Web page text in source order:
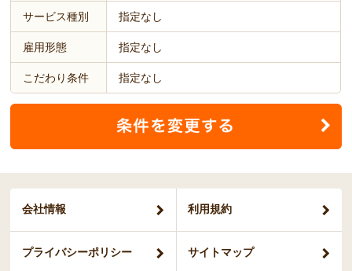
サービス種別 指定なし
雇用形態 指定なし
こだわり条件 指定なし
会社情報 利用規約
プライバシーポリシー サイトマップ